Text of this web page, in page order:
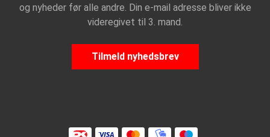
og nyheder før alle andre. Din e-mail adresse bliver ikke
videregivet til 3. mand.
Tilmeld nyhedsbrev